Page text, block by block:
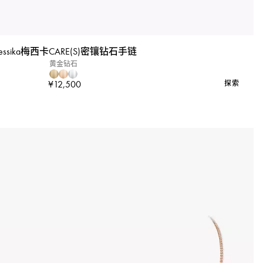
梅西卡CARE(S)密镶钻石手链
黄金钻石
¥12,500 探索